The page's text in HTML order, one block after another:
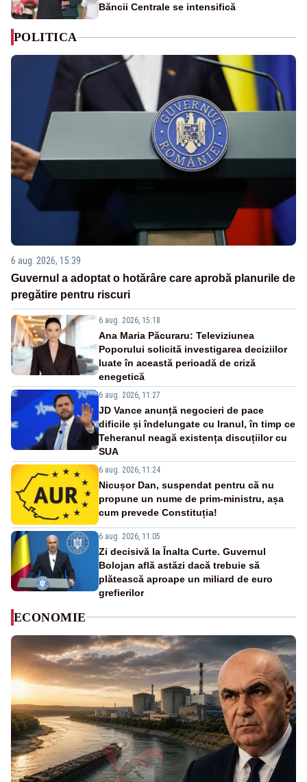
Băncii Centrale se intensifică
POLITICA
6 aug. 2026, 15:39
Guvernul a adoptat o hotărâre care aprobă planurile de
pregătire pentru riscuri
6 aug. 2026, 15:18
Ana Maria Păcuraru: Televiziunea
Poporului solicită investigarea deciziilor
luate în această perioadă de criză
enegetică
6 aug. 2026, 11:27
JD Vance anunță negocieri de pace
dificile și îndelungate cu Iranul, în timp ce
Teheranul neagă existența discuțiilor cu
SUA
6 aug. 2026, 11:24
Nicușor Dan, suspendat pentru că nu
propune un nume de prim-ministru, așa
cum prevede Constituția!
6 aug. 2026, 11:05
Zi decisivă la Înalta Curte. Guvernul
Bolojan află astăzi dacă trebuie să
plătească aproape un miliard de euro
grefierilor
ECONOMIE